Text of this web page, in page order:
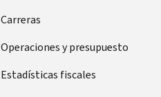
Carreras
Operaciones y presupuesto
Estadísticas fiscales